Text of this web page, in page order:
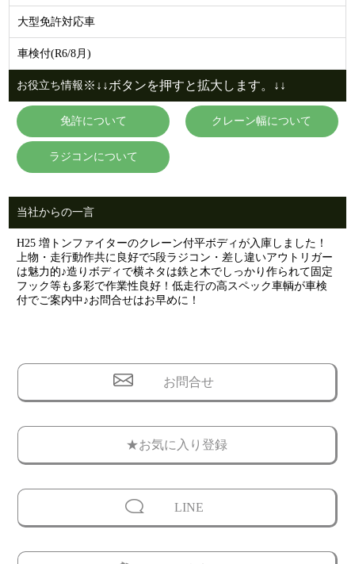
大型免許対応車
車検付(R6/8月)
お役立ち情報 ※↓↓ボタンを押すと拡大します。↓↓
免許について クレーン幅について
ラジコンについて
当社からの一言
H25 増トンファイターのクレーン付平ボディが入庫しました！
上物・走行動作共に良好で5段ラジコン・差し違いアウトリガー
は魅力的♪造りボディで横ネタは鉄と木でしっかり作られて固定
フック等も多彩で作業性良好！低走行の高スペック車輌が車検
付でご案内中♪お問合せはお早めに！
お問合せ
★お気に入り登録
LINE